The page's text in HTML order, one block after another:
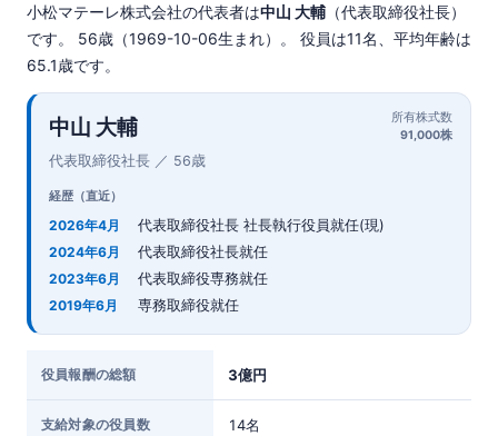
小松マテーレ株式会社の代表者は中山 大輔 （代表取締役社長）
です。 56歳（1969-10-06生まれ）。 役員は11名、平均年齢は
65.1歳です。
中山 大輔
代表取締役社長 ／ 56歳
所有株式数
91,000株
経歴（直近）
2026年4月 代表取締役社長 社長執行役員就任(現)
2024年6月 代表取締役社長就任
2023年6月 代表取締役専務就任
2019年6月 専務取締役就任
役員報酬の総額 3億円
支給対象の役員数 14名